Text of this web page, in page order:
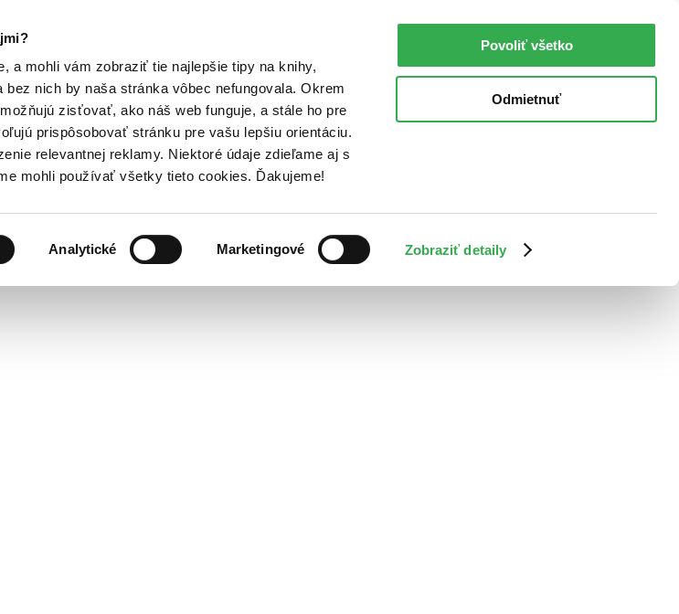
a mohli vám zobraziť tie najlepšie tipy na knihy,
nich by naša stránka vôbec nefungovala. Okrem
zisťovať, ako náš web funguje, a stále ho pre
prispôsobovať stránku pre vašu lepšiu orientáciu.
relevantnej reklamy. Niektoré údaje zdieľame aj s
mohli používať všetky tieto cookies. Ďakujeme!
Analytické Marketingové Zobraziť detaily
Povoliť všetko
Odmietnuť